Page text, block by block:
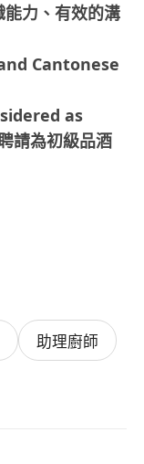
力、有效的溝
Cantonese
as
請為初級品酒
休息日
助理廚師